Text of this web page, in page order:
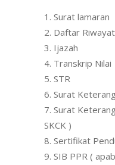
Surat lamaran
Daftar
Ijazah
Transkrip Nilai
STR
Surat
Surat
SKCK )
Sertifikat
SIB PPR (